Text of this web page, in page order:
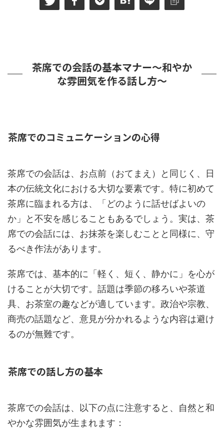
茶席での会話の基本マナー～和やか
な雰囲気を作る話し方～
茶席でのコミュニケーションの心得
茶席での会話は、お点前（おてまえ）と同じく、日
本の伝統文化における大切な要素です。特に初めて
茶席に臨まれる方は、「どのように話せばよいの
か」と不安を感じることもあるでしょう。実は、茶
席での会話には、お抹茶を楽しむことと同様に、守
るべき作法があります。
茶席では、基本的に「軽く、短く、静かに」を心が
けることが大切です。話題は季節の移ろいや茶道
具、お茶室の趣などが適しています。政治や宗教、
商売の話題など、意見が分かれるような内容は避け
るのが無難です。
茶席での話し方の基本
茶席での会話は、以下の点に注意すると、自然と和
やかな雰囲気が生まれます：